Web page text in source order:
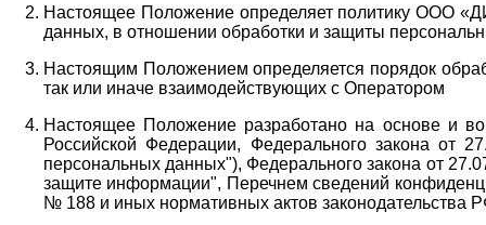
Настоящее Положение определяет политику ООО
данных, в отношении обработки и защиты
Настоящим Положением определяется порядок
так или иначе взаимодействующих с Оператором
Настоящее Положение разработано на основе и во
Российской Федерации, Федерального закона
персональных данных"), Федерального закона от
защите информации", Перечнем сведений
№ 188 и иных нормативных актов законодательства